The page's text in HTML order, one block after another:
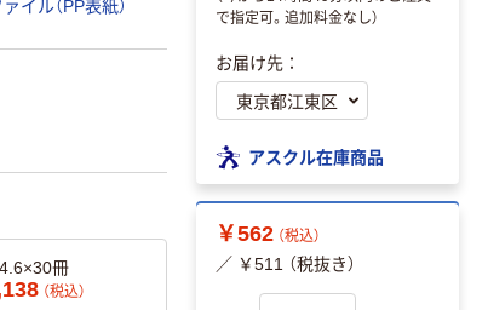
イル（PP表紙）
冊
（税込）
で指定可。追加料金なし）
お届け先：
アスクル在庫商品
￥562 （税込）
／ ￥511 （税抜き）